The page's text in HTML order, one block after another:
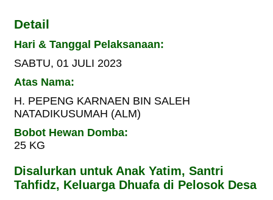
Detail
Hari & Tanggal Pelaksanaan:
SABTU, 01 JULI 2023
Atas Nama:
H. PEPENG KARNAEN BIN SALEH
NATADIKUSUMAH (ALM)
Bobot Hewan Domba:
25 KG
Disalurkan untuk Anak Yatim, Santri
Tahfidz, Keluarga Dhuafa di Pelosok Desa